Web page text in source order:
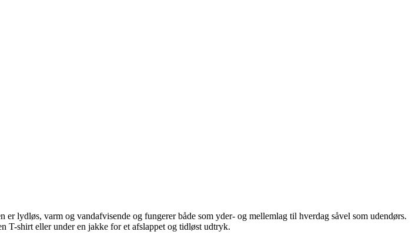
lydløs, varm og vandafvisende og fungerer både som yder- og mellemlag til hverdag såvel som udendørs.
T-shirt eller under en jakke for et afslappet og tidløst udtryk.